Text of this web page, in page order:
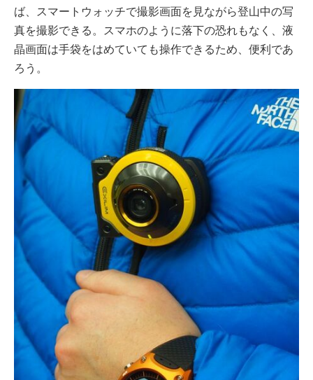
ば、スマートウォッチで撮影画面を見ながら登山中の写
真を撮影できる。スマホのように落下の恐れもなく、液
晶画面は手袋をはめていても操作できるため、便利であ
ろう。